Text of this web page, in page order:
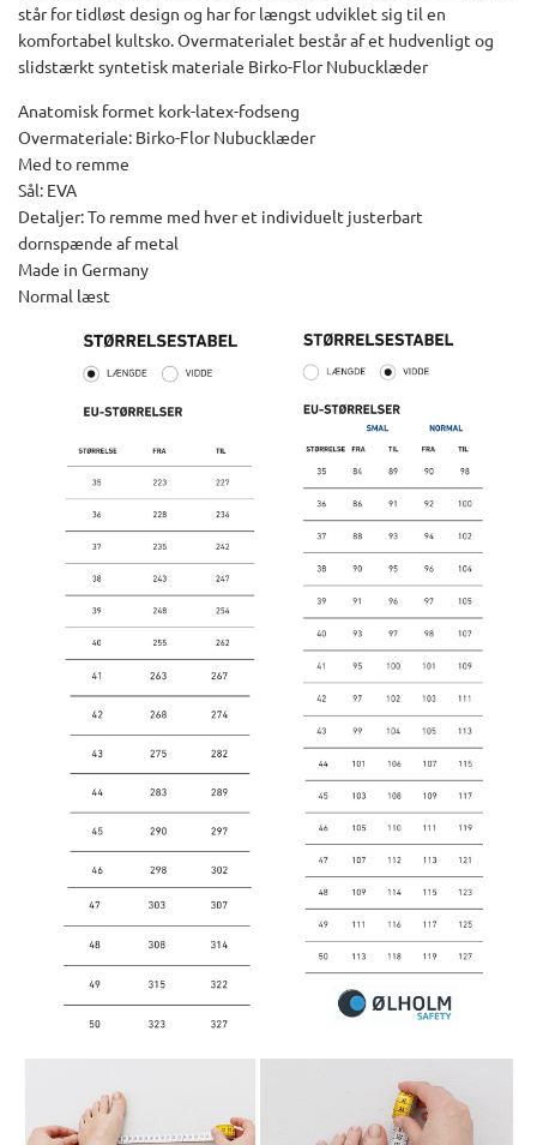
står for tidløst design og har for længst udviklet sig til en
komfortabel kultsko. Overmaterialet består af et hudvenligt og
slidstærkt syntetisk materiale Birko-Flor Nubucklæder
Anatomisk formet kork-latex-fodseng
Overmateriale: Birko-Flor Nubucklæder
Med to remme
Sål: EVA
Detaljer: To remme med hver et individuelt justerbart
dornspænde af metal
Made in Germany
Normal læst